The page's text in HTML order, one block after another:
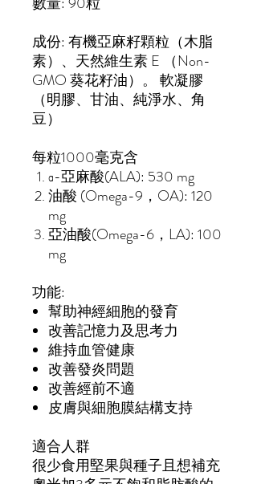
成份: 有機亞麻籽顆粒（木脂
素）、天然維生素 E （Non-
GMO 葵花籽油）。
軟凝膠
（明膠、甘油、純淨水、角
豆）
每粒1000毫克含
α-亞麻酸(ALA): 530 mg
油酸 (Omega-9，OA): 120
mg
亞油酸(Omega-6，LA): 100
mg
功能:
幫助神經細胞的發育
改善記憶力及思考力
維持血管健康
改善發炎問題
改善經前不適
皮膚與細胞膜結構支持
適合人群
很少食用堅果與種子且想補充